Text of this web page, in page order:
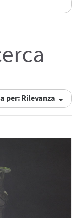
Ordina per: Rilevanza